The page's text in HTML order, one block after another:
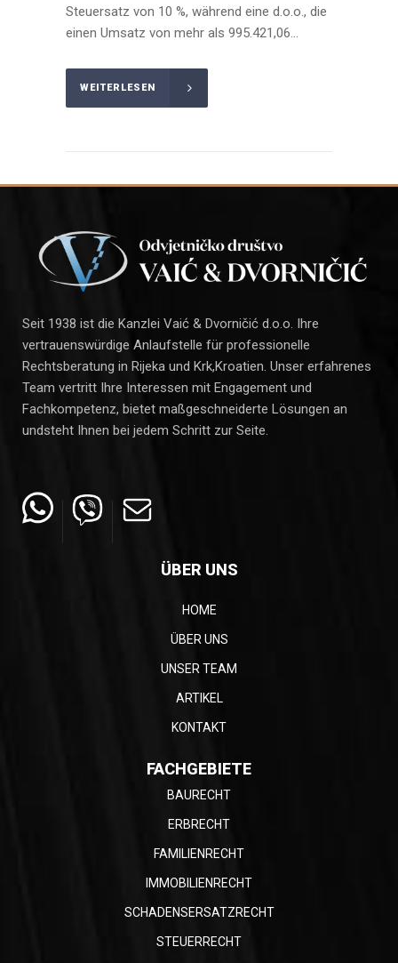
Steuersatz von 10 %, während eine d.o.o., die
einen Umsatz von mehr als 995.421,06...
WEITERLESEN
Seit 1938 ist die Kanzlei Vaić & Dvorničić d.o.o. Ihre
vertrauenswürdige Anlaufstelle für professionelle
Rechtsberatung in Rijeka und Krk,Kroatien. Unser erfahrenes
Team vertritt Ihre Interessen mit Engagement und
Fachkompetenz, bietet maßgeschneiderte Lösungen an
undsteht Ihnen bei jedem Schritt zur Seite.
ÜBER UNS
HOME
ÜBER UNS
UNSER TEAM
ARTIKEL
KONTAKT
FACHGEBIETE
BAURECHT
ERBRECHT
FAMILIENRECHT
IMMOBILIENRECHT
SCHADENSERSATZRECHT
STEUERRECHT